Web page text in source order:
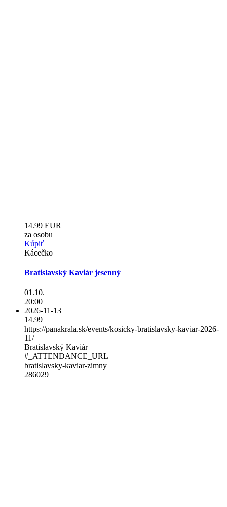
14.99 EUR
za osobu
Kúpiť
Kácečko
Bratislavský Kaviár jesenný
01.10.
20:00
2026-11-13
14.99
https://panakrala.sk/events/kosicky-bratislavsky-kaviar-2026-
11/
Bratislavský Kaviár
#_ATTENDANCE_URL
bratislavsky-kaviar-zimny
286029